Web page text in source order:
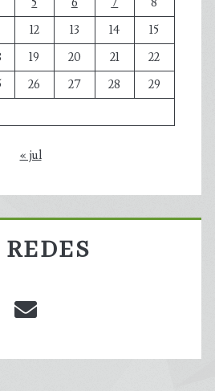
12 13 14
15
19 20 21
22
26 27 28
29
« jul